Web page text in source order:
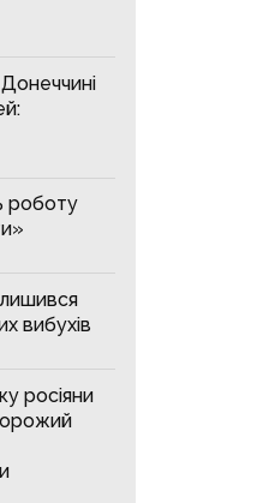
Донеччині
роботу
вибухів
росіяни